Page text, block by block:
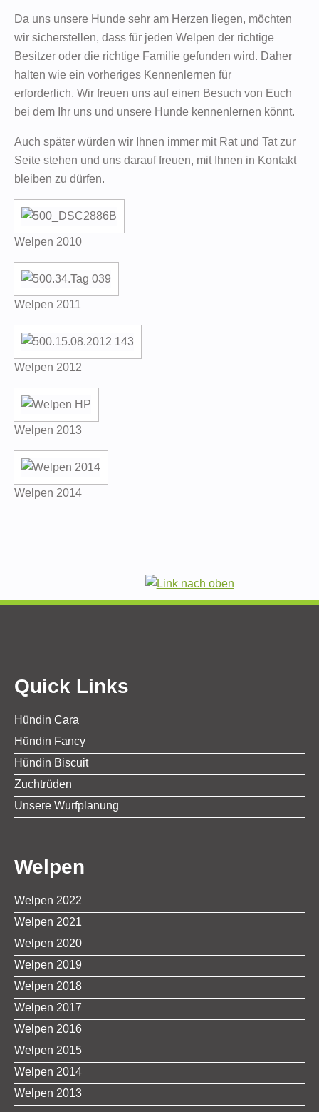
Da uns unsere Hunde sehr am Herzen liegen, möchten
wir sicherstellen, dass für jeden Welpen der richtige
Besitzer oder die richtige Familie gefunden wird. Daher
halten wie ein vorheriges Kennenlernen für
erforderlich. Wir freuen uns auf einen Besuch von Euch
bei dem Ihr uns und unsere Hunde kennenlernen könnt.
Auch später würden wir Ihnen immer mit Rat und Tat zur
Seite stehen und uns darauf freuen, mit Ihnen in Kontakt
bleiben zu dürfen.
Welpen 2010
Welpen 2011
Welpen 2012
Welpen 2013
Welpen 2014
Quick Links
Hündin Cara
Hündin Fancy
Hündin Biscuit
Zuchtrüden
Unsere Wurfplanung
Welpen
Welpen 2022
Welpen 2021
Welpen 2020
Welpen 2019
Welpen 2018
Welpen 2017
Welpen 2016
Welpen 2015
Welpen 2014
Welpen 2013